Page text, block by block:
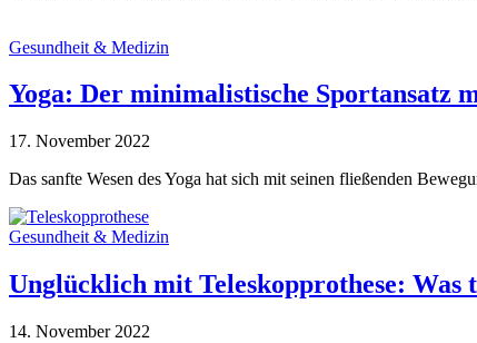
Gesundheit & Medizin
Yoga: Der minimalistische Sportansatz
17. November 2022
Das sanfte Wesen des Yoga hat sich mit seinen fließenden
Gesundheit & Medizin
Unglücklich mit Teleskopprothese: Was
14. November 2022